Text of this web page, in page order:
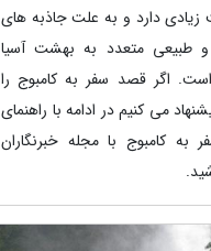
زیادی دارد و به علت جاذبه های
و طبیعی متعدد به بهشت آسیا
اگر قصد سفر به کامبوج را
می کنیم در ادامه با راهنمای
به کامبوج با مجله خبرنگاران